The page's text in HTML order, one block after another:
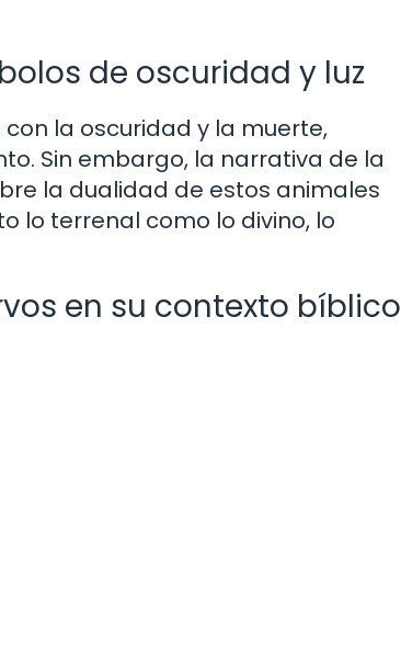
de oscuridad y luz
la oscuridad y la muerte,
Sin embargo, la narrativa de la
la dualidad de estos animales
lo terrenal como lo divino, lo
en su contexto bíblico